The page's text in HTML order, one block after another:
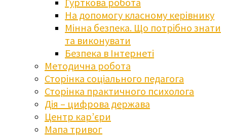
На допомогу класному керівнику
Мінна безпека. Що потрібно знати
та виконувати
Безпека в Інтернеті
Методична робота
Сторінка соціального педагога
Сторінка практичного психолога
Дія – цифрова держава
Центр кар’єри
Мапа тривог